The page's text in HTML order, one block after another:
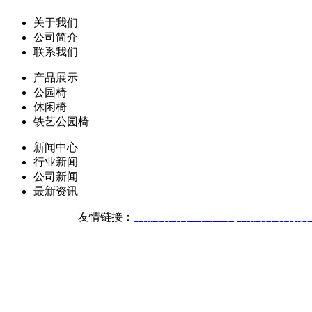
关于我们
公司简介
联系我们
产品展示
公园椅
休闲椅
铁艺公园椅
新闻中心
行业新闻
公司新闻
最新资讯
友情链接：